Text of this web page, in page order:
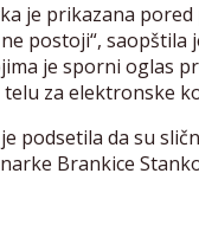
je prikazana
postoji“, saopštila
je sporni oglas
za elektronske
podsetila da su
Brankice